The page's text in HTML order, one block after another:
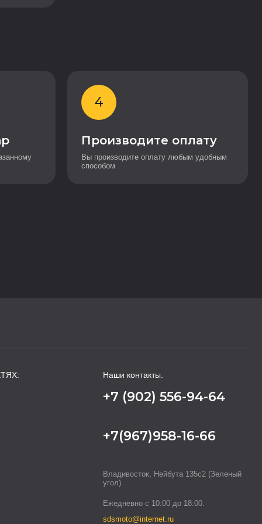
4
Производите оплату
Вы производите оплату любым удобным
способом
Наши контакты.
+7 (902) 556-94-64
+7(967)958-16-66
Владивосток, Нейбута 135с2 (Зеленый
угол)
Ежедневно с 10:00 до 18:00.
sdsmoto@internet.ru